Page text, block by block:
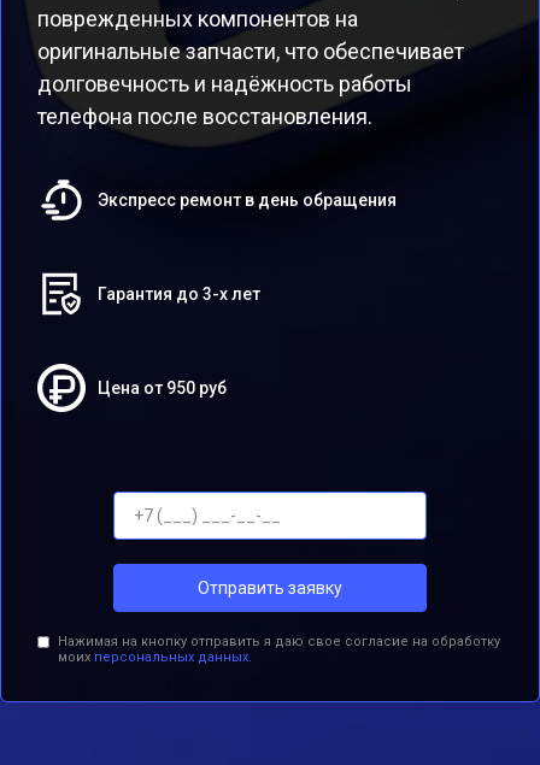
поврежденных компонентов на
оригинальные запчасти, что обеспечивает
долговечность и надёжность работы
телефона после восстановления.
Экспресс ремонт в день обращения
Гарантия до 3-х лет
Цена от 950 руб
Отправить заявку
Нажимая на кнопку отправить я даю свое согласие на обработку
моих персональных данных.